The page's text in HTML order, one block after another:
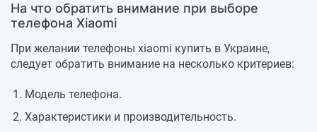
На что обратить внимание при выборе
телефона Xiaomi
При желании телефоны xiaomi купить в Украине,
следует обратить внимание на несколько критериев:
Модель телефона.
Характеристики и производительность.